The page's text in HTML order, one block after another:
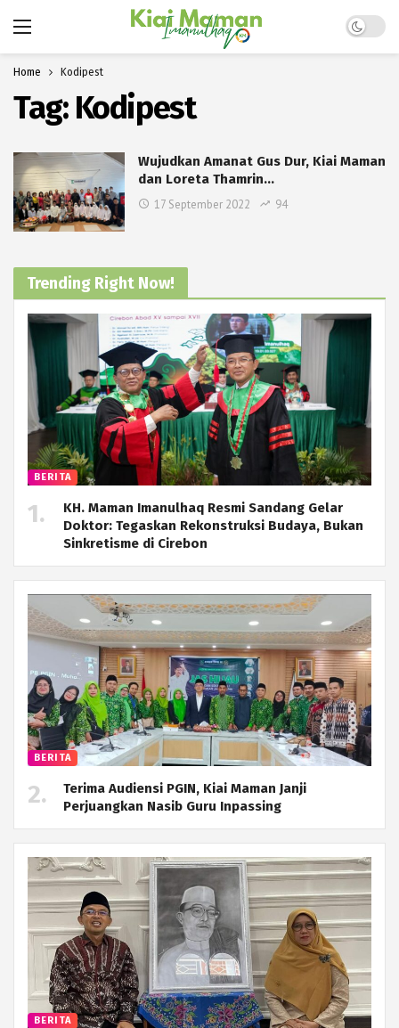
Dark
Home Kodipest
Tag: Kodipest
Wujudkan Amanat Gus Dur, Kiai Maman
dan Loreta Thamrin…
17 September 2022 94
Trending Right Now!
BERITA
KH. Maman Imanulhaq Resmi Sandang Gelar
Doktor: Tegaskan Rekonstruksi Budaya, Bukan
Sinkretisme di Cirebon
BERITA
Terima Audiensi PGIN, Kiai Maman Janji
Perjuangkan Nasib Guru Inpassing
BERITA